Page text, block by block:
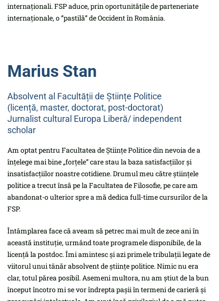
internaționali. FSP aduce, prin oportunitățile de parteneriate
internaționale, o ‘’pastilă’’ de Occident în România.
Marius Stan
Absolvent al Facultății de Științe Politice
(licență, master, doctorat, post-doctorat)
Jurnalist cultural Europa Liberă/ independent
scholar
Am optat pentru Facultatea de Științe Politice din nevoia de a
înțelege mai bine „forțele” care stau la baza satisfacțiilor și
insatisfacțiilor noastre cotidiene. Drumul meu către științele
politice a trecut însă pe la Facultatea de Filosofie, pe care am
abandonat-o ulterior spre a mă dedica full-time cursurilor de la
FSP.
Întâmplarea face că aveam să petrec mai mult de zece ani în
această instituție, urmând toate programele disponibile, de la
licență la postdoc. Îmi amintesc și azi primele tribulații legate de
viitorul unui tânăr absolvent de științe politice. Nimic nu era
clar, totul părea posibil. Asemeni multora, nu am știut de la bun
început încotro mi se vor îndrepta pașii în termeni de carieră și